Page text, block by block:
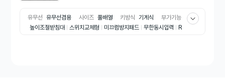
유무선 유무선겸용 사이즈 풀배열 키방식 기계식
부가기능
높이조절받침대
스위치교체형 미끄럼방지패드 무한동시입력
R